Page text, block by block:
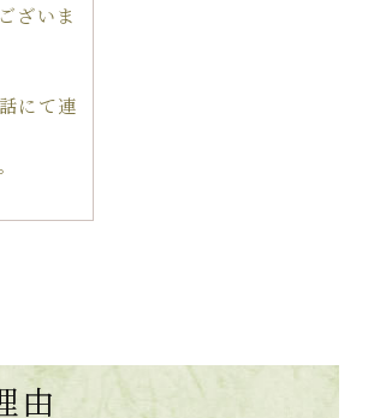
ざいま
にて連
由